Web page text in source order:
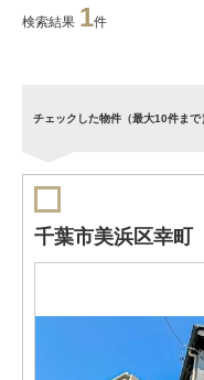
検索結果 1件
チェックした物件（最大10件まで
千葉市美浜区幸